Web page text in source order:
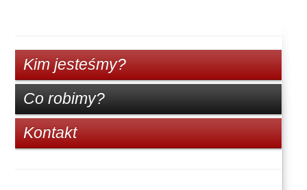
Kim jesteśmy?
Co robimy?
Kontakt